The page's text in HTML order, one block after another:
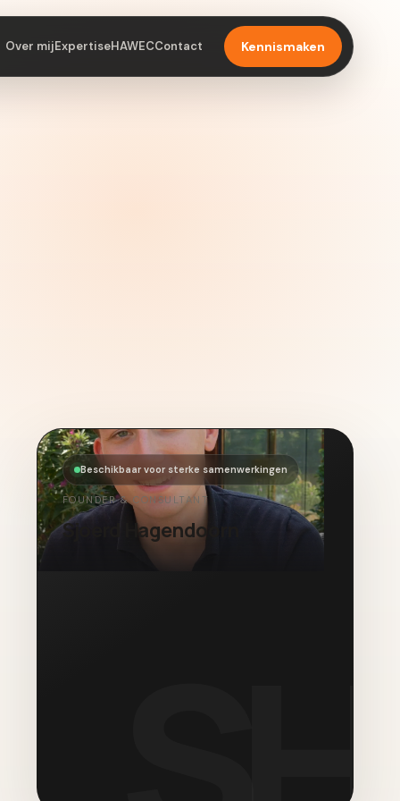
Over mijExpertiseHAWECContact Kennismaken
Beschikbaar voor sterke samenwerkingen
FOUNDER & CONSULTANT
Sjoerd Hagendoorn